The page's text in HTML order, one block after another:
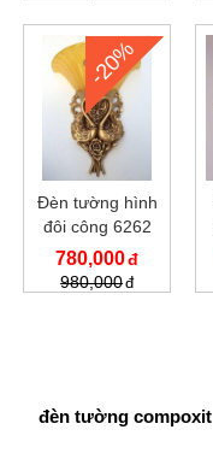
-20%
Đèn tường hình
đôi công 6262
780,000
980,000
đèn tường compoxit